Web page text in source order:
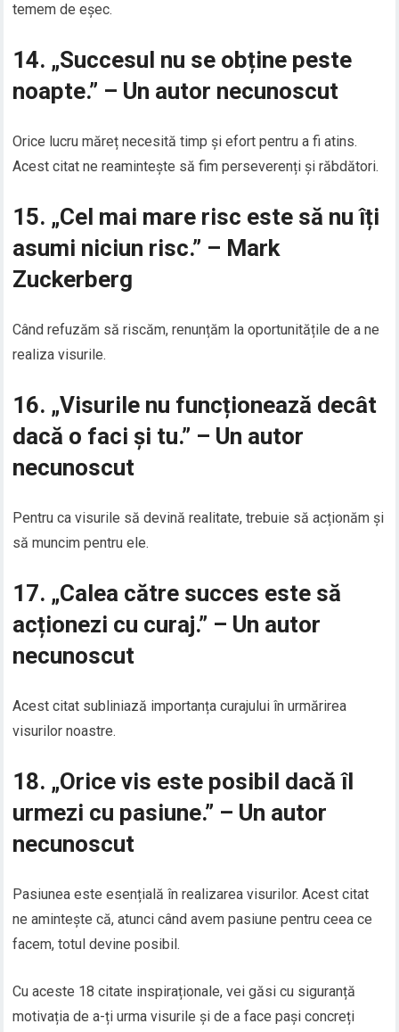
temem de eșec.
14. „Succesul nu se obține peste
noapte.” – Un autor necunoscut
Orice lucru măreț necesită timp și efort pentru a fi atins.
Acest citat ne reamintește să fim perseverenți și răbdători.
15. „Cel mai mare risc este să nu îți
asumi niciun risc.” – Mark
Zuckerberg
Când refuzăm să riscăm, renunțăm la oportunitățile de a ne
realiza visurile.
16. „Visurile nu funcționează decât
dacă o faci și tu.” – Un autor
necunoscut
Pentru ca visurile să devină realitate, trebuie să acționăm și
să muncim pentru ele.
17. „Calea către succes este să
acționezi cu curaj.” – Un autor
necunoscut
Acest citat subliniază importanța curajului în urmărirea
visurilor noastre.
18. „Orice vis este posibil dacă îl
urmezi cu pasiune.” – Un autor
necunoscut
Pasiunea este esențială în realizarea visurilor. Acest citat
ne amintește că, atunci când avem pasiune pentru ceea ce
facem, totul devine posibil.
Cu aceste 18 citate inspiraționale, vei găsi cu siguranță
motivația de a-ți urma visurile și de a face pași concreți